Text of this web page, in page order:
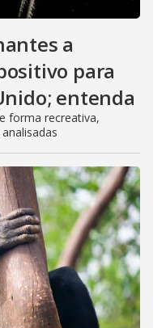
a
para
entenda
forma recreativa,